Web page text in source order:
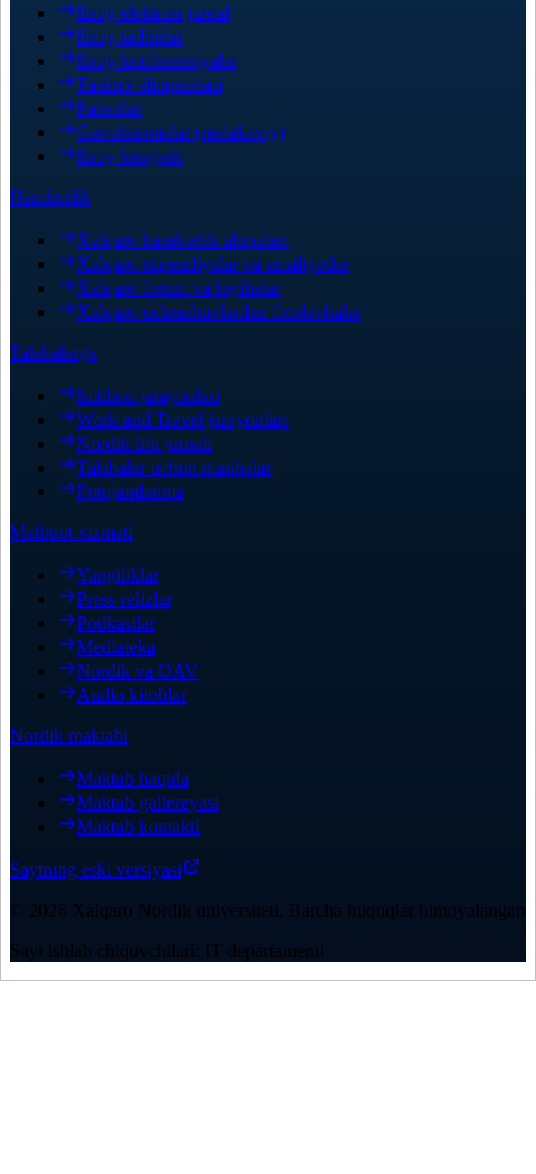
Ilmiy elektron jurnal
Ilmiy tadbirlar
Ilmiy konferensiyalar
Tasimo olimpiadasi
Patentlar
Guvohnomalar (malakaviy)
Ilmiy kengash
Hamkorlik
Xalqaro hamkorlik aloqalari
Xalqaro stipendiyalar va amaliyotlar
Xalqaro forum va loyihalar
Xalqaro uchrashuvlardan fotolavhalar
Talabalarga
Imtihon jarayonlari
Work and Travel jarayonlari
Nordik life jurnali
Talabalar uchun manbalar
Fotojamlanma
Matbuot xizmati
Yangiliklar
Press relizlar
Podkastlar
Mediateka
Nordik va OAV
Audio kitoblar
Nordik maktabi
Maktab haqida
Maktab gallereyasi
Maktab kontakti
Saytning eski versiyasi
© 2026 Xalqaro Nordik universiteti. Barcha huquqlar himoyalangan
Sayt ishlab chiquvchilari: IT departamenti